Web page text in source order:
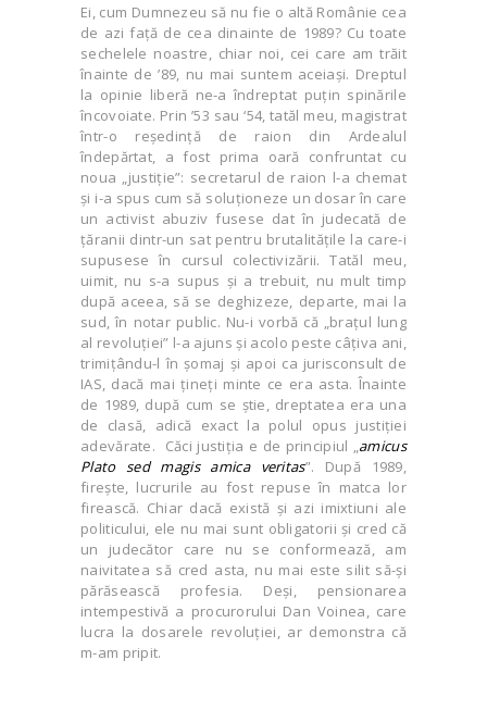
Ei, cum Dumnezeu să nu fie o altă Românie cea
de azi faţă de cea dinainte de 1989? Cu toate
sechelele noastre, chiar noi, cei care am trăit
înainte de ’89, nu mai suntem aceiaşi. Dreptul
la opinie liberă ne-a îndreptat puţin spinările
încovoiate. Prin ’53 sau ‘54, tatăl meu, magistrat
într-o reşedinţă de raion din Ardealul
îndepărtat, a fost prima oară confruntat cu
noua „justiţie”: secretarul de raion l-a chemat
şi i-a spus cum să soluţioneze un dosar în care
un activist abuziv fusese dat în judecată de
ţăranii dintr-un sat pentru brutalităţile la care-i
supusese în cursul colectivizării. Tatăl meu,
uimit, nu s-a supus şi a trebuit, nu mult timp
după aceea, să se deghizeze, departe, mai la
sud, în notar public. Nu-i vorbă că „braţul lung
al revoluţiei” l-a ajuns şi acolo peste câţiva ani,
trimiţându-l în şomaj şi apoi ca jurisconsult de
IAS, dacă mai ţineţi minte ce era asta. Înainte
de 1989, după cum se ştie, dreptatea era una
de clasă, adică exact la polul opus justiţiei
adevărate. Căci justiţia e de principiul „amicus
Plato sed magis amica veritas”. După 1989,
fireşte, lucrurile au fost repuse în matca lor
firească. Chiar dacă există şi azi imixtiuni ale
politicului, ele nu mai sunt obligatorii şi cred că
un judecător care nu se conformează, am
naivitatea să cred asta, nu mai este silit să-şi
părăsească profesia. Deşi, pensionarea
intempestivă a procurorului Dan Voinea, care
lucra la dosarele revoluţiei, ar demonstra că
m-am pripit.